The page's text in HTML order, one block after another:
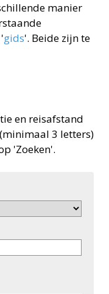
manier
gids'. Beide zijn te
en reisafstand
3 letters)
'Zoeken'.